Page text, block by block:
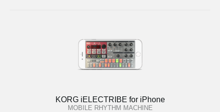
KORG iELECTRIBE for iPhone
MOBILE RHYTHM MACHINE